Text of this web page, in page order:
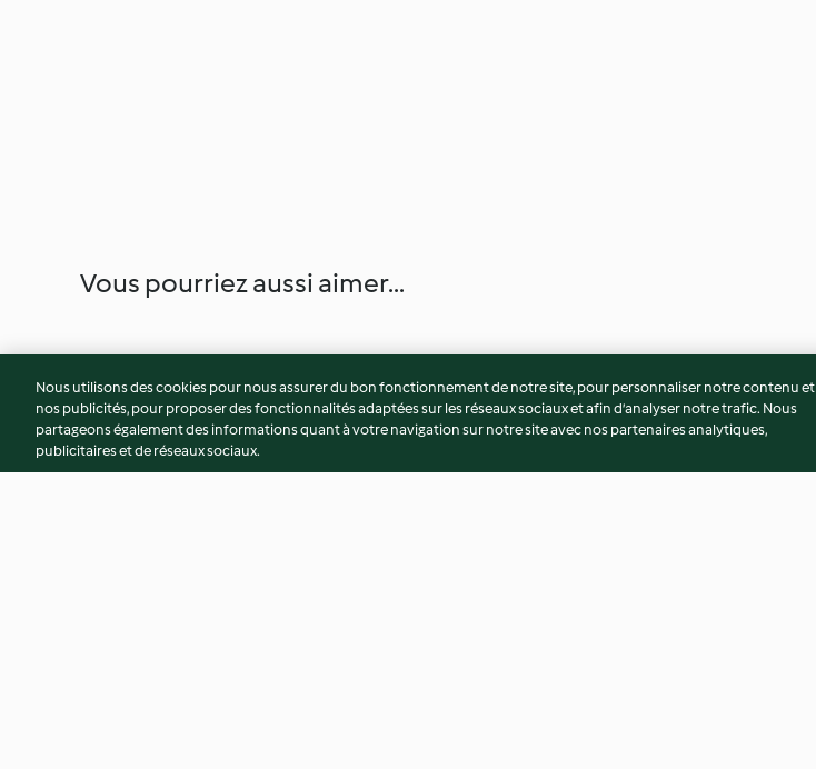
Vous pourriez aussi aimer...
Nous utilisons des cookies pour nous assurer du bon fonctionnement de notre site, pour personnaliser notre contenu et
nos publicités, pour proposer des fonctionnalités adaptées sur les réseaux sociaux et afin d’analyser notre trafic. Nous
partageons également des informations quant à votre navigation sur notre site avec nos partenaires analytiques,
publicitaires et de réseaux sociaux.